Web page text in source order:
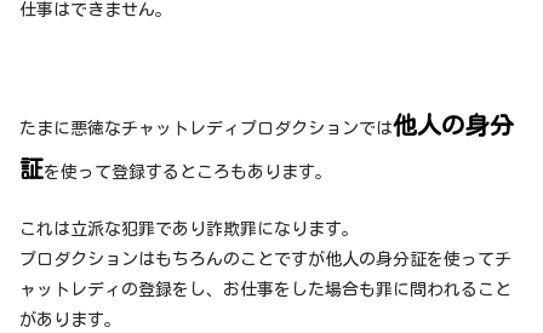
仕事はできません。
たまに悪徳なチャットレディプロダクションでは他人の身分
証を使って登録するところもあります。
これは立派な犯罪であり詐欺罪になります。
プロダクションはもちろんのことですが他人の身分証を使ってチ
ャットレディの登録をし、お仕事をした場合も罪に問われること
があります。